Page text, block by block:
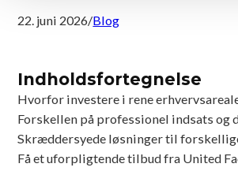
22. juni 2026/Blog
Indholdsfortegnelse
Hvorfor investere i rene
Forskellen på professionel indsats og
Skræddersyede løsninger til
Få et uforpligtende tilbud fra United